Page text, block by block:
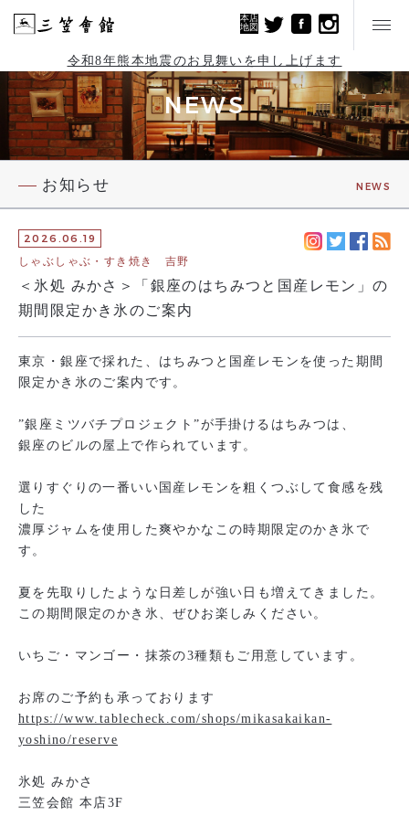
本店
地図
令和8年熊本地震のお見舞いを申し上げます
NEWS
お知らせ NEWS
2026.06.19
しゃぶしゃぶ・すき焼き 吉野
＜氷処 みかさ＞「銀座のはちみつと国産レモン」の
期間限定かき氷のご案内
東京・銀座で採れた、はちみつと国産レモンを使った期間
限定かき氷のご案内です。
”銀座ミツバチプロジェクト”が手掛けるはちみつは、
銀座のビルの屋上で作られています。
選りすぐりの一番いい国産レモンを粗くつぶして食感を残
した
濃厚ジャムを使用した爽やかなこの時期限定のかき氷で
す。
夏を先取りしたような日差しが強い日も増えてきました。
この期間限定のかき氷、ぜひお楽しみください。
いちご・マンゴー・抹茶の3種類もご用意しています。
お席のご予約も承っております
https://www.tablecheck.com/shops/mikasakaikan-
yoshino/reserve
氷処 みかさ
三笠会館 本店3F